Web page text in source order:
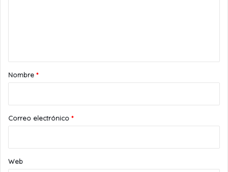
r
*
Nombre *
Correo electrónico *
Web